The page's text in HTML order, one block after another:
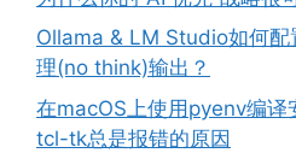
Ollama & LM Studio如何配
理(no think)输出？
在macOS上使用pyenv编译
tcl-tk总是报错的原因